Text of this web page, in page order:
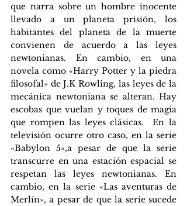
que narra sobre un hombre inocente
llevado a un planeta prisión, los
habitantes del planeta de la muerte
convienen de acuerdo a las leyes
newtonianas. En cambio, en una
novela como «Harry Potter y la piedra
filosofal» de J.K Rowling, las leyes de la
mecánica newtoniana se alteran. Hay
escobas que vuelan y toques de magia
que rompen las leyes clásicas.  En la
televisión ocurre otro caso, en la serie
«Babylon 5»,a pesar de que la serie
transcurre en una estación espacial se
respetan las leyes newtonianas. En
cambio, en la serie «Las aventuras de
Merlín», a pesar de que la serie sucede